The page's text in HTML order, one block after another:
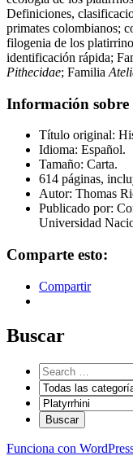
Definiciones,
primates colombianos;
filogenia de los
identificación rápida;
Pithecidae; Familia
Información sobre
Título original:
Idioma: Español.
Tamaño: Carta.
614 páginas,
Autor: Thomas
Publicado por:
Universidad
Comparte esto:
Compartir
Buscar
Funciona con